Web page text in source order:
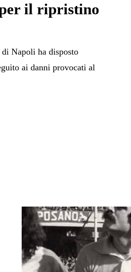
il ripristino
Napoli ha disposto
ai danni provocati al